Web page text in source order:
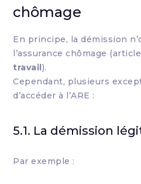
chômage
En principe, la démission
l’assurance chômage (article
travail).
Cependant, plusieurs
d’accéder à l’ARE :
5.1. La démission
Par exemple :